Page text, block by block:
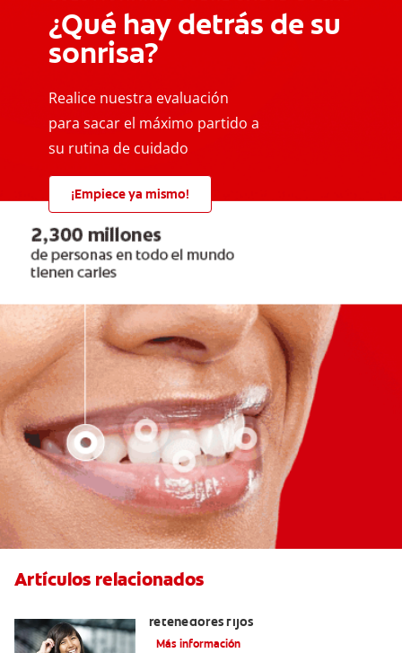
¿Qué hay detrás de su
sonrisa?
Realice nuestra evaluación
para sacar el máximo partido a
su rutina de cuidado
¡Empiece ya mismo!
Artículos relacionados
retenedores fijos
Más información